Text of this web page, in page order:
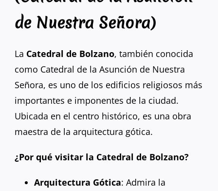
de Nuestra Señora)
La Catedral de Bolzano, también conocida
como Catedral de la Asunción de Nuestra
Señora, es uno de los edificios religiosos más
importantes e imponentes de la ciudad.
Ubicada en el centro histórico, es una obra
maestra de la arquitectura gótica.
¿Por qué visitar la Catedral de Bolzano?
Arquitectura Gótica: Admira la